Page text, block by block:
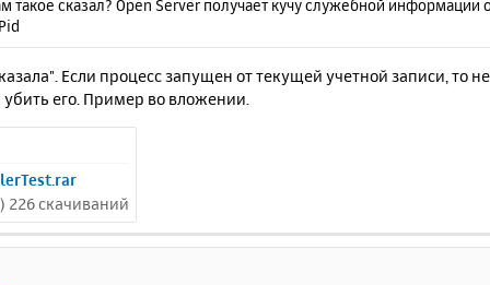
такое сказал? Open Server получает кучу служебной информации
Если процесс запущен от текущей учетной записи, то
убить его. Пример во вложении.
226 скачиваний